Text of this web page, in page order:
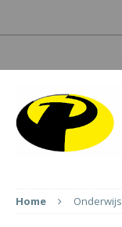
Home Onderwijs